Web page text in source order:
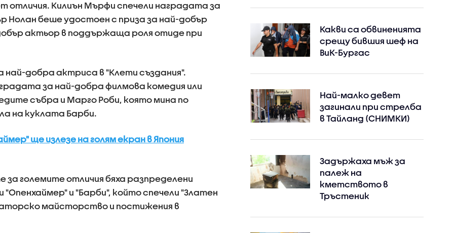
отличия. Килиън Мърфи спечели наградата за
Нолан беше удостоен с приза за най-добър
актьор в поддържаща роля отиде при
най-добра актриса в "Клети създания".
за най-добра филмова комедия или
събра и Марго Роби, която мина по
на куклата Барби.
ще излезе на голям екран в Япония
големите отличия бяха разпределени
и "Барби", който спечели "Златен
майсторство и постижения в
Какви са обвиненията
срещу бившия шеф на
ВиК-Бургас
Най-малко девет
загинали при стрелба
в Тайланд (СНИМКИ)
Задържаха мъж за
палеж на
кметството в
Тръстеник